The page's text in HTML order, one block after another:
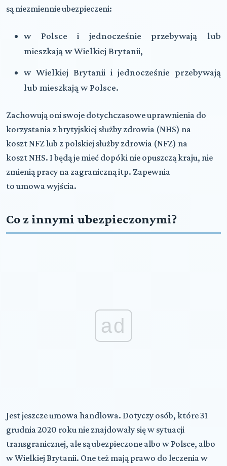
są niezmiennie ubezpieczeni:
w Polsce i jednocześnie przebywają lub
mieszkają w Wielkiej Brytanii,
w Wielkiej Brytanii i jednocześnie przebywają
lub mieszkają w Polsce.
Zachowują oni swoje dotychczasowe uprawnienia do
korzystania z brytyjskiej służby zdrowia (NHS) na
kosztNFZlub z polskiej służby zdrowia (NFZ) na
kosztNHS. I będą je mieć dopóki nie opuszczą kraju, nie
zmienią pracy na zagraniczną itp. Zapewnia
to umowa wyjścia.
Co z innymi ubezpieczonymi?
ad
Jest jeszcze umowa handlowa. Dotyczy osób, które 31
grudnia 2020 roku nie znajdowały się w sytuacji
transgranicznej, ale są ubezpieczone albo w Polsce, albo
w Wielkiej Brytanii. One też mają prawo do leczenia w